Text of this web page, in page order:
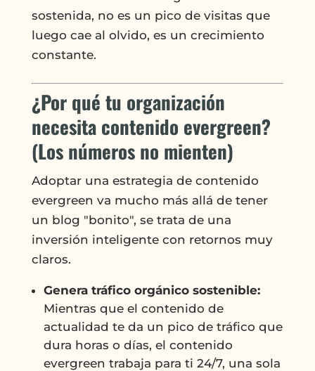
sostenida, no es un pico de visitas que
luego cae al olvido, es un crecimiento
constante.
¿Por qué tu organización
necesita contenido evergreen?
(Los números no mienten)
Adoptar una estrategia de contenido
evergreen va mucho más allá de tener
un blog "bonito", se trata de una
inversión inteligente con retornos muy
claros.
Genera tráfico orgánico sostenible:
Mientras que el contenido de
actualidad te da un pico de tráfico que
dura horas o días, el contenido
evergreen trabaja para ti 24/7, una sola